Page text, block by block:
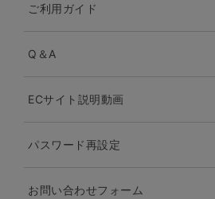
ご利用ガイド
Q＆A
ECサイト説明動画
パスワード再設定
お問い合わせフォーム